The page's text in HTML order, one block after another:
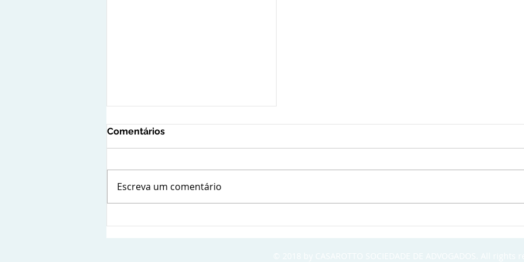
Comentários
Escreva um comentário